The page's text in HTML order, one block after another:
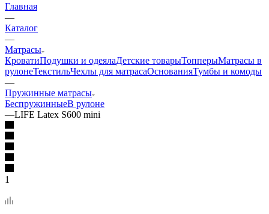
Главная
—
Каталог
—
Матрасы
КроватиПодушки и одеялаДетские товарыТопперыМатрасы в
рулонеТекстильЧехлы для матрасаОснованияТумбы и комоды
—
Пружинные матрасы
БеспружинныеВ рулоне
—LIFE Latex S600 mini
1